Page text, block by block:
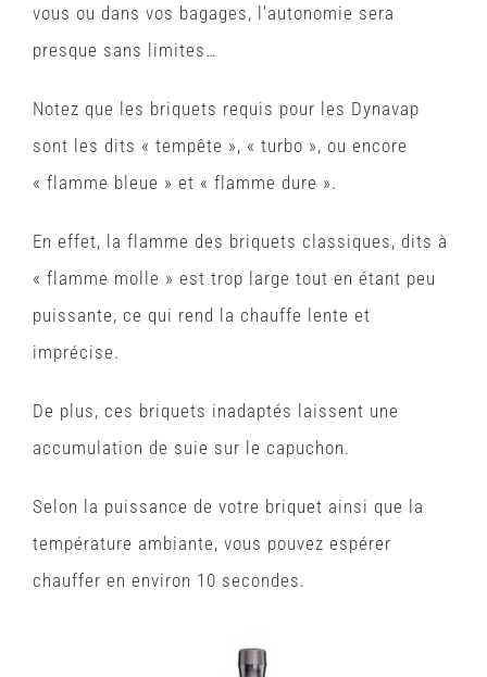
vous ou dans vos bagages, l’autonomie sera
presque sans limites…
Notez que les briquets requis pour les Dynavap
sont les dits « tempête », « turbo », ou encore
« flamme bleue » et « flamme dure ».
En effet, la flamme des briquets classiques, dits à
« flamme molle » est trop large tout en étant peu
puissante, ce qui rend la chauffe lente et
imprécise.
De plus, ces briquets inadaptés laissent une
accumulation de suie sur le capuchon.
Selon la puissance de votre briquet ainsi que la
température ambiante, vous pouvez espérer
chauffer en environ 10 secondes.